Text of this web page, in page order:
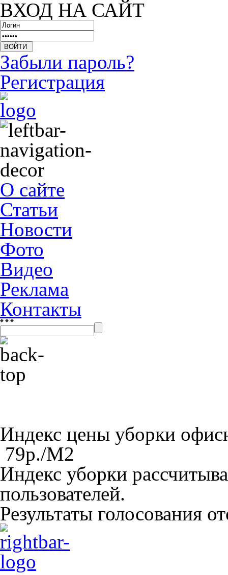
ВХОД НА САЙТ
Забыли пароль?
Регистрация
О сайте
Статьи
Новости
Фото
Видео
Реклама
Контакты
Индекс цены уборки
79р./M2
Индекс уборки
пользователей.
Результаты голосования